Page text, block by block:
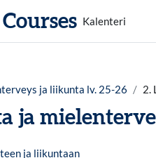
Kalenteri
ja liikunta lv. 25-26 2.
ja
ja liikuntaan